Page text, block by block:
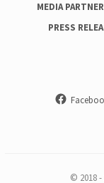
MEDIA
PRESS
© 2018 -